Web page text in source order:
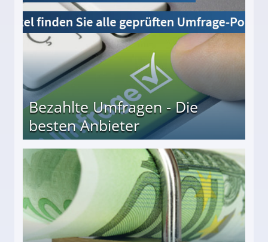
Bezahlte Umfragen - Die
besten Anbieter